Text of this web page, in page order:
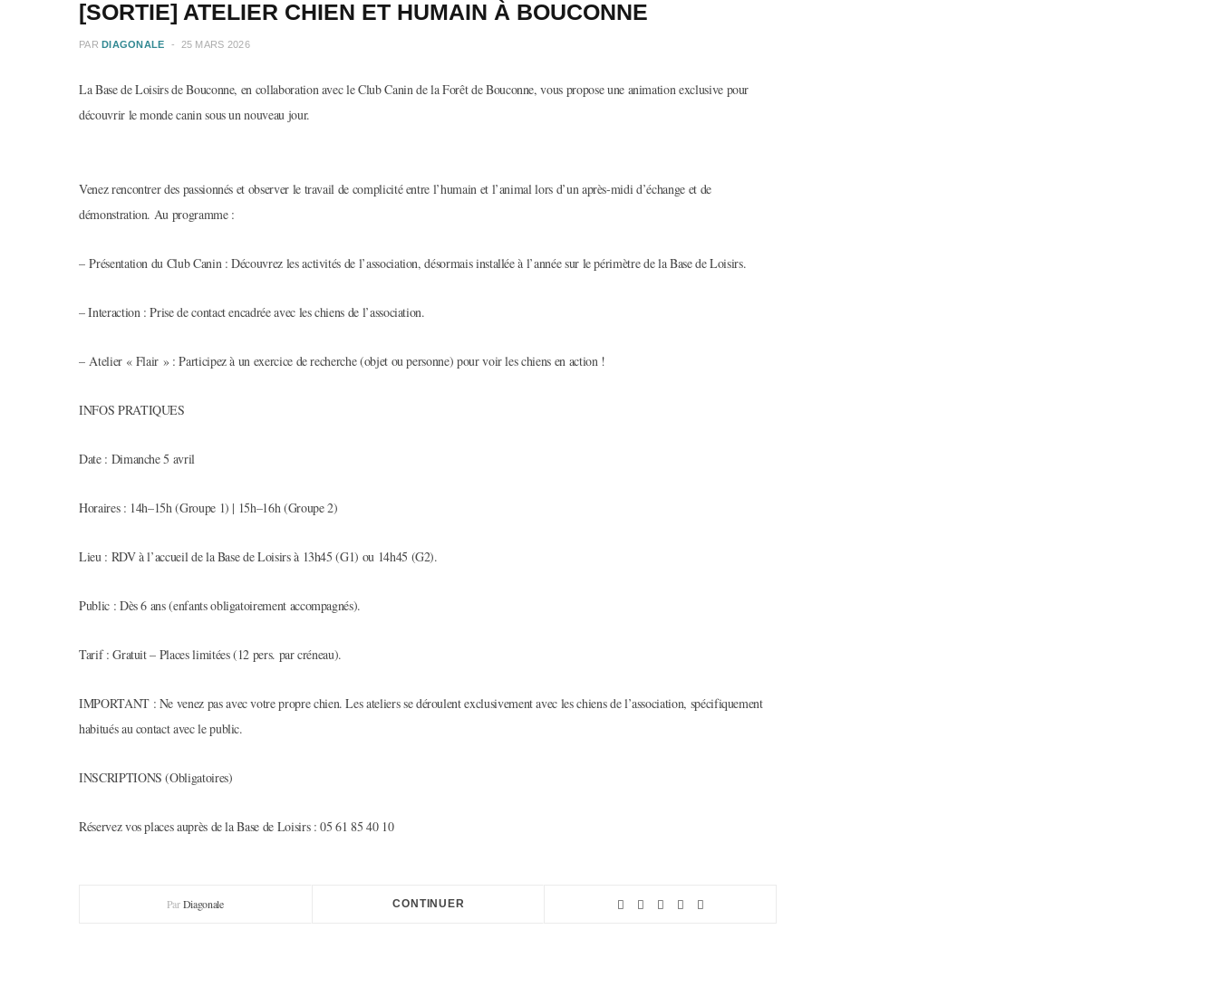
[SORTIE] ATELIER CHIEN ET HUMAIN À BOUCONNE
PAR DIAGONALE 25 MARS 2026
La Base de Loisirs de Bouconne, en collaboration avec le Club Canin de la Forêt de Bouconne, vous propose une animation exclusive pour
découvrir le monde canin sous un nouveau jour.
Venez rencontrer des passionnés et observer le travail de complicité entre l’humain et l’animal lors d’un après-midi d’échange et de
démonstration. Au programme :
– Présentation du Club Canin : Découvrez les activités de l’association, désormais installée à l’année sur le périmètre de la Base de Loisirs.
– Interaction : Prise de contact encadrée avec les chiens de l’association.
– Atelier « Flair » : Participez à un exercice de recherche (objet ou personne) pour voir les chiens en action !
INFOS PRATIQUES
Date : Dimanche 5 avril
Horaires : 14h–15h (Groupe 1) | 15h–16h (Groupe 2)
Lieu : RDV à l’accueil de la Base de Loisirs à 13h45 (G1) ou 14h45 (G2).
Public : Dès 6 ans (enfants obligatoirement accompagnés).
Tarif : Gratuit – Places limitées (12 pers. par créneau).
IMPORTANT : Ne venez pas avec votre propre chien. Les ateliers se déroulent exclusivement avec les chiens de l’association, spécifiquement
habitués au contact avec le public.
INSCRIPTIONS (Obligatoires)
Réservez vos places auprès de la Base de Loisirs : 05 61 85 40 10
ParDiagonale CONTINUER